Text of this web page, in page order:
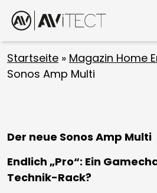
Startseite » Magazin Home
Sonos Amp Multi
Der neue Sonos Amp Multi
Endlich „Pro“: Ein
Technik-Rack?